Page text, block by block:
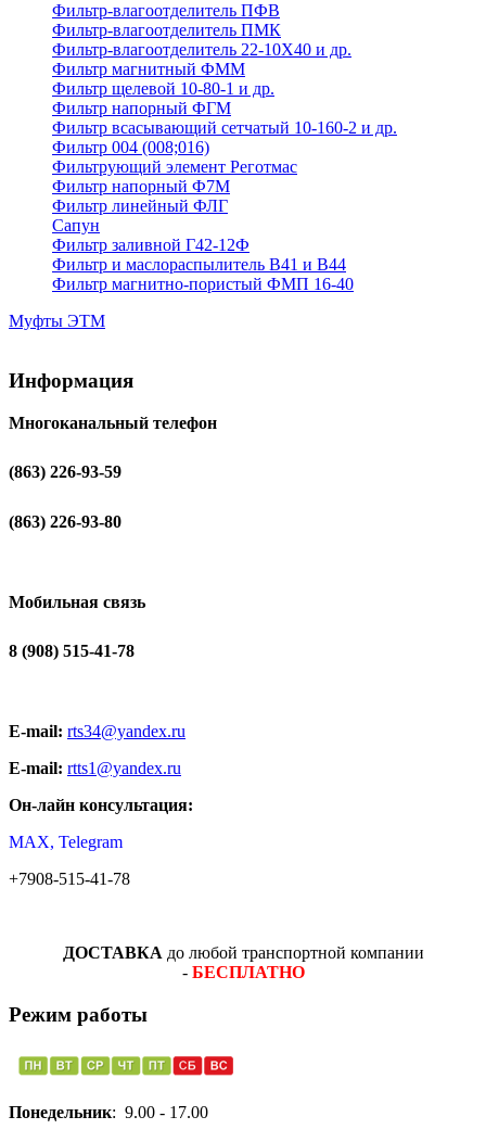
Фильтр-влагоотделитель ПФВ
Фильтр-влагоотделитель ПМК
Фильтр-влагоотделитель 22-10Х40 и др.
Фильтр магнитный ФММ
Фильтр щелевой 10-80-1 и др.
Фильтр напорный ФГМ
Фильтр всасывающий сетчатый 10-160-2 и др.
Фильтр 004 (008;016)
Фильтрующий элемент Реготмас
Фильтр напорный Ф7М
Фильтр линейный ФЛГ
Сапун
Фильтр заливной Г42-12Ф
Фильтр и маслораспылитель В41 и В44
Фильтр магнитно-пористый ФМП 16-40
Муфты ЭТМ
Информация
Многоканальный телефон
(863) 226-93-59
(863) 226-93-80
Мобильная связь
8 (908) 515-41-78
E-mail: rts34@yandex.ru
E-mail: rtts1@yandex.ru
Он-лайн консультация:
MAX, Telegram
+7908-515-41-78
ДОСТАВКА до любой транспортной компании
- БЕСПЛАТНО
Режим работы
Понедельник: 9.00 - 17.00